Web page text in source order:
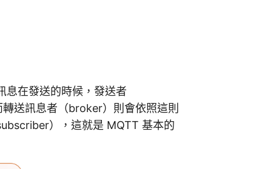
息在發送的時候，發送者
送訊息者（broker）則會依照這則
），這就是 MQTT 基本的